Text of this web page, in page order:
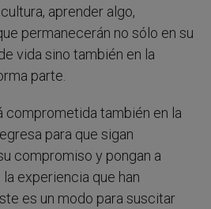
aprender algo,
permanecerán no sólo en su
vida sino también en la
parte.
comprometida también en la
para que sigan
compromiso y pongan a
experiencia que han
es un modo para suscitar